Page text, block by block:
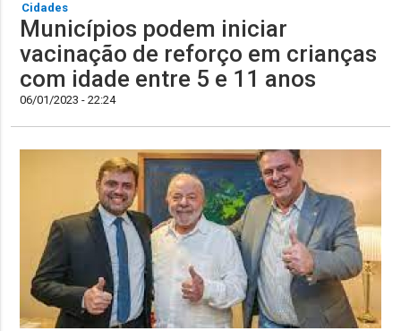
Cidades
Municípios podem iniciar
vacinação de reforço em crianças
com idade entre 5 e 11 anos
06/01/2023 - 22:24